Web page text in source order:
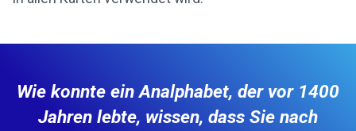
Wie konnte ein Analphabet, der vor 1400
Jahren lebte, wissen, dass Sie nach